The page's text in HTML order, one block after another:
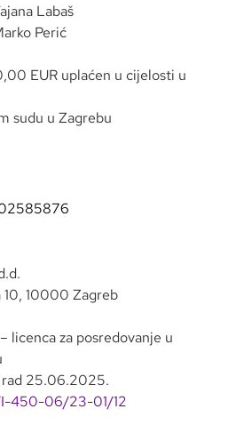
Labaš
Perić
EUR uplaćen u cijelosti u
sudu u Zagrebu
10, 10000 Zagreb
– licenca za posredovanje u
rad 25.06.2025.
I-450-06/23-01/12